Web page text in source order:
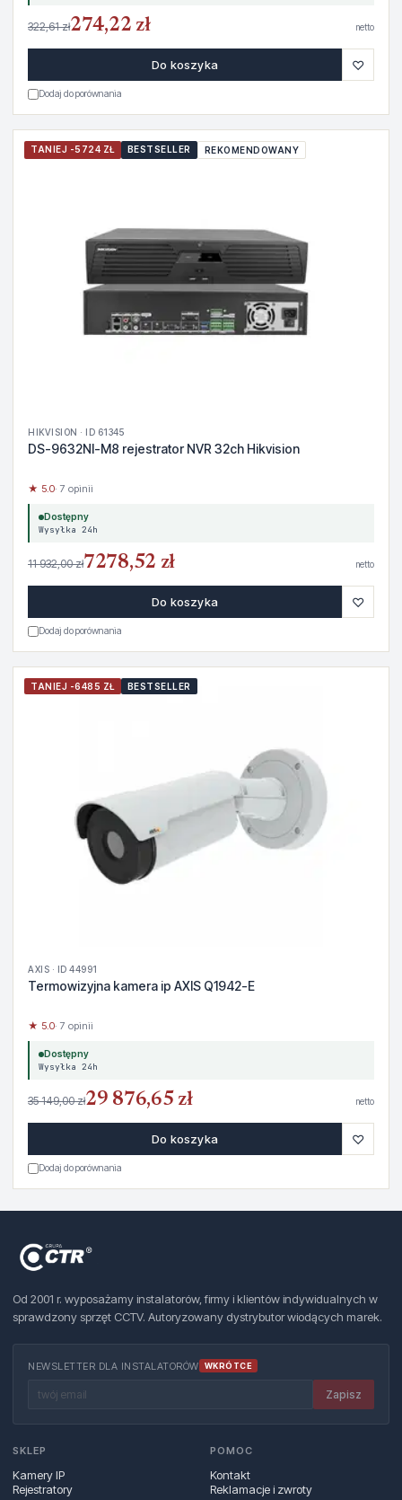
322,61 zł274,22 zł netto
Do koszyka ♡
Dodaj do porównania
TANIEJ -5724 ZŁ BESTSELLER REKOMENDOWANY
HIKVISION · ID 61345
DS-9632NI-M8 rejestrator NVR 32ch Hikvision
★ 5.0· 7 opinii
Dostępny
Wysyłka 24h
11 932,00 zł7278,52 zł netto
Do koszyka ♡
Dodaj do porównania
TANIEJ -6485 ZŁ BESTSELLER
AXIS · ID 44991
Termowizyjna kamera ip AXIS Q1942-E
★ 5.0· 7 opinii
Dostępny
Wysyłka 24h
35 149,00 zł29 876,65 zł netto
Do koszyka ♡
Dodaj do porównania
Od 2001 r. wyposażamy instalatorów, firmy i klientów indywidualnych w
sprawdzony sprzęt CCTV. Autoryzowany dystrybutor wiodących marek.
NEWSLETTER DLA INSTALATORÓW WKRÓTCE
Zapisz
SKLEP
Kamery IP
Rejestratory
POMOC
Kontakt
Reklamacje i zwroty